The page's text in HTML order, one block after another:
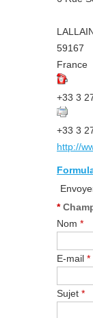
59167
France
+33 3
+33 3
http://
*
Nom *
E-mail *
Sujet *